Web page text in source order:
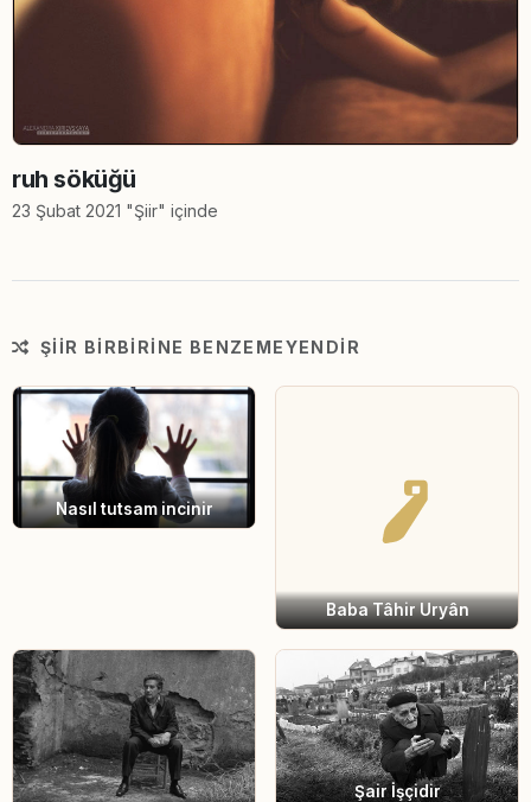
ruh söküğü
23 Şubat 2021 "Şiir" içinde
ŞIIR BIRBIRINE BENZEMEYENDIR
Nasıl tutsam incinir
Baba Tâhir Uryân
Şair İşçidir